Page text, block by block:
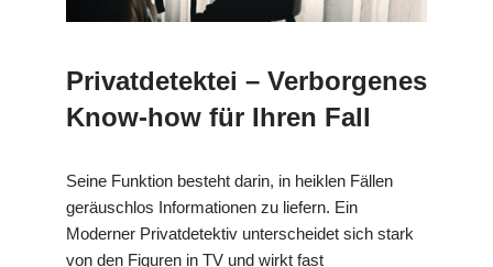
Privatdetektei – Verborgenes
Know-how für Ihren Fall
Seine Funktion besteht darin, in heiklen Fällen
geräuschlos Informationen zu liefern. Ein
Moderner Privatdetektiv unterscheidet sich stark
von den Figuren in TV und wirkt fast